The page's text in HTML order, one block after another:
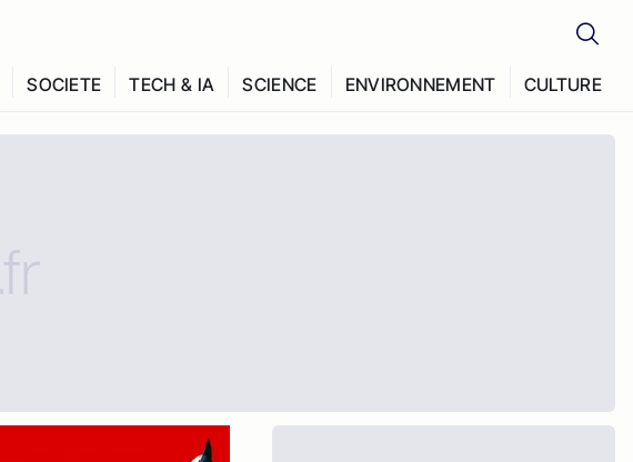
SOCIETE TECH & IA SCIENCE ENVIRONNEMENT CULTURE